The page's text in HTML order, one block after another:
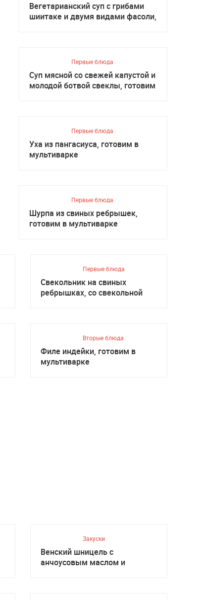
Вегетарианский суп с грибами
шиитаке и двумя видами фасоли,
Первые блюда
Суп мясной со свежей капустой и
молодой ботвой свеклы, готовим
Первые блюда
Уха из пангасиуса, готовим в
мультиварке
Первые блюда
Шурпа из свиных ребрышек,
готовим в мультиварке
Первые блюда
Свекольник на свиных
ребрышках, со свекольной
Вторые блюда
Филе индейки, готовим в
мультиварке
Закуски
Венский шницель с
анчоусовым маслом и